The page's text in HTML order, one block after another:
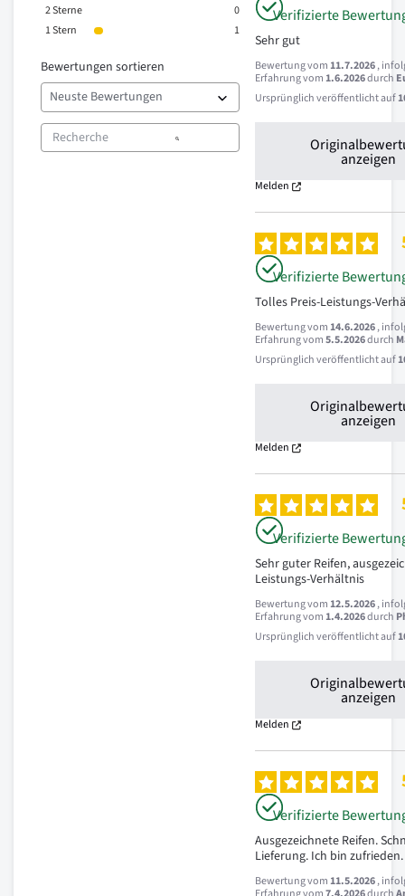
2Sterne
0
1Stern 1
Bewertungen sortieren
Verifizierte
Sehr gut
Bewertung vom11.7.2026,
Erfahrung vom1.6.2026durch
Ursprünglich veröffentlicht auf
anzeigen
Melden
Verifizierte
Tolles Preis-Leistungs-
Bewertung vom14.6.2026,
Erfahrung vom5.5.2026durch
Ursprünglich veröffentlicht auf
anzeigen
Melden
Verifizierte
Sehr guter Reifen,
Leistungs-Verhältnis
Bewertung vom12.5.2026,
Erfahrung vom1.4.2026durch
Ursprünglich veröffentlicht auf
anzeigen
Melden
Verifizierte
Ausgezeichnete Reifen.
Lieferung. Ich bin
Bewertung vom11.5.2026,